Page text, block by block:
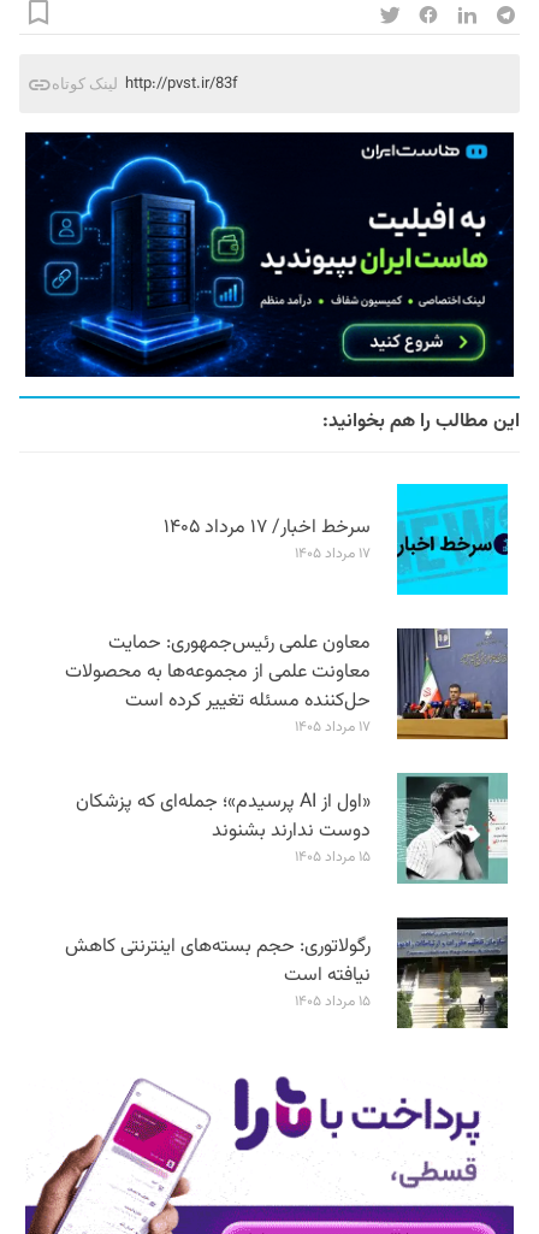
لینک کوتاه http://pvst.ir/83f
این مطالب را هم بخوانید:
سرخط اخبار/ ۱۷ مرداد ۱۴۰۵
۱۷ مرداد ۱۴۰۵
معاون علمی رئیس‌جمهوری: حمایت
معاونت علمی از مجموعه‌ها به محصولات
حل‌کننده مسئله تغییر کرده است
۱۷ مرداد ۱۴۰۵
«اول از AI پرسیدم»؛ جمله‌ای که پزشکان
دوست ندارند بشنوند
۱۵ مرداد ۱۴۰۵
رگولاتوری: حجم بسته‌های اینترنتی کاهش
نیافته است
۱۵ مرداد ۱۴۰۵